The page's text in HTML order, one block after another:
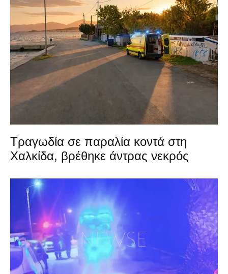
Τραγωδία σε παραλία κοντά στη
Χαλκίδα, βρέθηκε άντρας νεκρός